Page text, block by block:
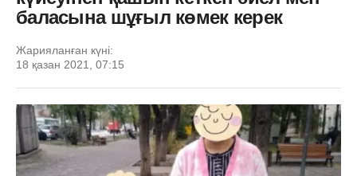
баласына шұғыл көмек керек
Жарияланған күні:
18 қазан 2021, 07:15